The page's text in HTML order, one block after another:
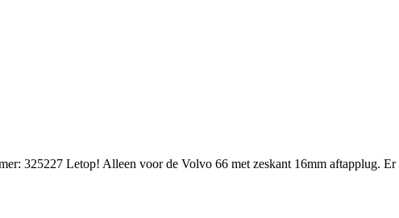
325227 Letop! Alleen voor de Volvo 66 met zeskant 16mm aftapplug.